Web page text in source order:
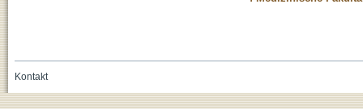
Kontakt